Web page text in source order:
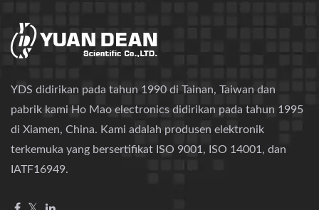
YDS didirikan pada tahun 1990 di Tainan, Taiwan dan
pabrik kami Ho Mao electronics didirikan pada tahun 1995
di Xiamen, China. Kami adalah produsen elektronik
terkemuka yang bersertifikat ISO 9001, ISO 14001, dan
IATF16949.